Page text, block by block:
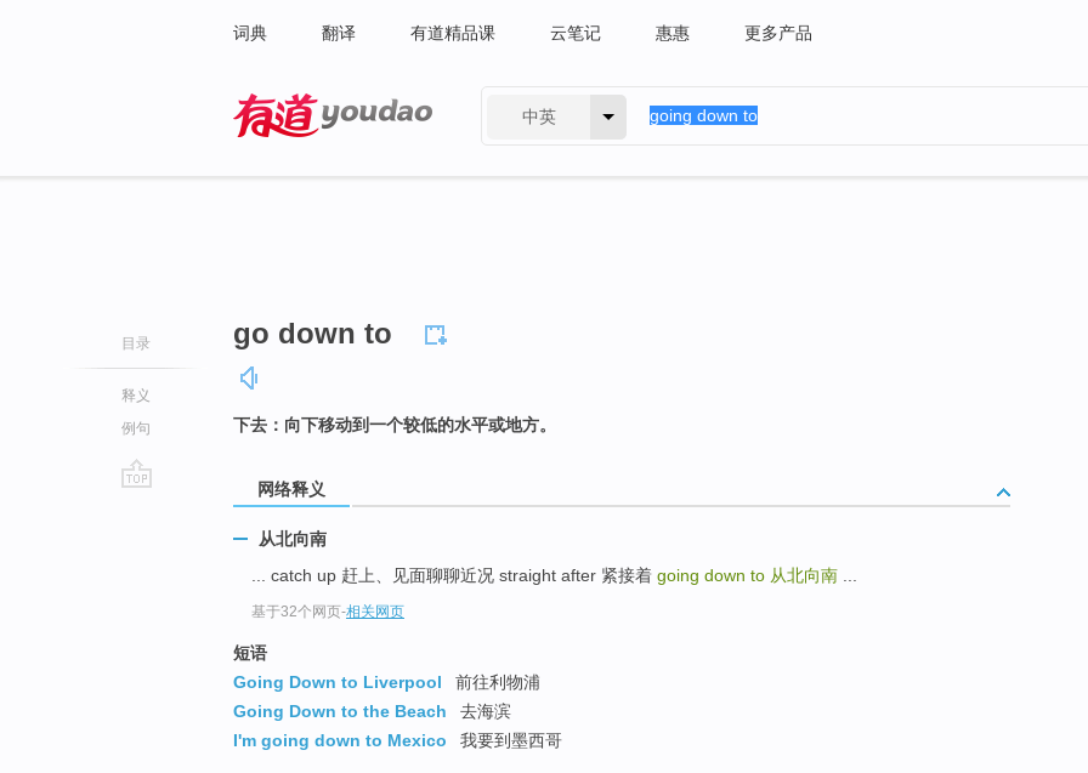
词典 翻译 有道精品课 云笔记 惠惠 更多产品
中英
目录
释义
例句
go down to
下去：向下移动到一个较低的水平或地方。
网络释义
从北向南
... catch up 赶上、见面聊聊近况 straight after 紧接着 going down to 从北向南
基于32个网页-相关网页
短语
Going Down to Liverpool
前往利物浦
Going Down to the Beach
去海滨
I'm going down to Mexico
我要到墨西哥